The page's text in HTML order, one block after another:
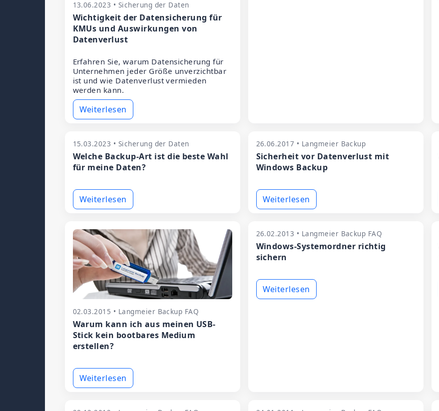
13.06.2023 • Sicherung der Daten
Wichtigkeit der Datensicherung für
KMUs und Auswirkungen von
Datenverlust
Erfahren Sie, warum Datensicherung für
Unternehmen jeder Größe unverzichtbar
ist und wie Datenverlust vermieden
werden kann.
Weiterlesen
15.03.2023 • Sicherung der Daten
Welche Backup-Art ist die beste Wahl
für meine Daten?
Weiterlesen
26.06.2017 • Langmeier Backup
Sicherheit vor Datenverlust mit
Windows Backup
Weiterlesen
02.03.2015 • Langmeier Backup FAQ
Warum kann ich aus meinen USB-
Stick kein bootbares Medium
erstellen?
Weiterlesen
26.02.2013 • Langmeier Backup FAQ
Windows-Systemordner richtig
sichern
Weiterlesen